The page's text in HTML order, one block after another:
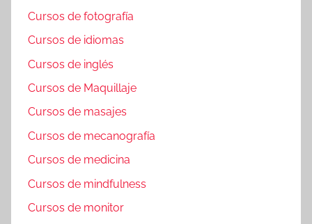
Cursos de fotografía
Cursos de idiomas
Cursos de inglés
Cursos de Maquillaje
Cursos de masajes
Cursos de mecanografía
Cursos de medicina
Cursos de mindfulness
Cursos de monitor